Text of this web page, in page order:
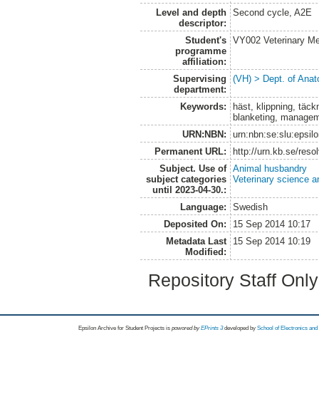
Level and depth
descriptor:
Second cycle, A2E
Student's
programme
affiliation:
VY002 Veterinary
Supervising
department:
(VH) > Dept. of
Keywords:
häst, klippning,
blanketing,
URN:NBN:
Permanent URL:
http://urn.kb.se/
Subject. Use of
subject categories
until 2023-04-30.:
Animal husbandry
Veterinary science
Language:
Swedish
Deposited On:
15 Sep 2014 10:17
Metadata Last
Modified:
15 Sep 2014 10:19
Repository Staff
Epsilon Archive for Student Projects is powored byEPrints 3 developed by School of Electronics